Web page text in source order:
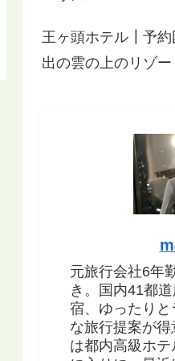
王ヶ頭ホテル┃予約
出の雲の上のリゾー
元旅行会社6年
き。国内41都
宿、ゆったり
な旅行提案が
は都内高級ホ